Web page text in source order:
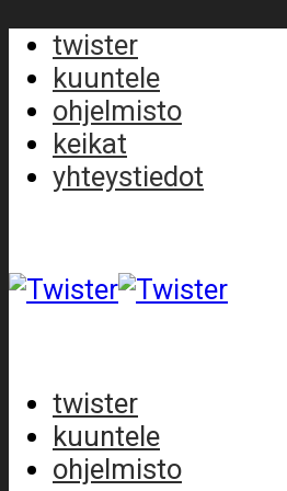
twister
kuuntele
ohjelmisto
keikat
yhteystiedot
twister
kuuntele
ohjelmisto